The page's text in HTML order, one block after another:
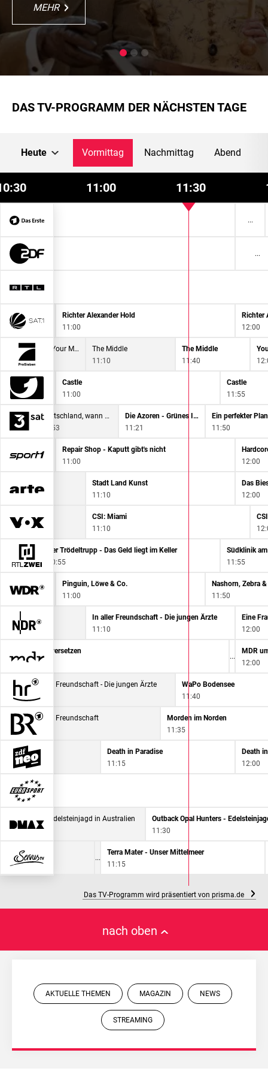
MEHR
MEHR
MEHR
MEHR
MEHR
DAS TV-PROGRAMM DER NÄCHSTEN TAGE
Heute Vormittag Nachmittag Abend
11:00 11:30
Richter Alexander Hold
11:00
Richter
12:00
How I Met Your Mother
10:45
The Middle
11:10
The Middle
11:40
Castle
11:00
Castle
11:55
Deutschland, wann bin ich genug?
10:53
Die Azoren - Grünes Inselparadies
11:21
Ein perfekter
11:50
Repair Shop - Kaputt gibt's nicht
11:00
12:00
Stadt Land Kunst
11:10
Das
12:00
CSI: Miami
11:10
Der Trödeltrupp - Das Geld liegt im Keller
10:55
Südklinik
11:55
Pinguin, Löwe & Co.
11:00
Nashorn, Zebra
11:50
In aller Freundschaft - Die jungen Ärzte
11:10
12:00
Stall - Berge versetzen
MDR
12:00
In aller Freundschaft - Die jungen Ärzte
10:50
WaPo Bodensee
11:40
Schnittgut. Alles aus dem Garten
In aller Freundschaft
10:50
Morden im Norden
11:35
Death in Paradise
11:15
Death
12:00
Hunters - Edelsteinjagd in Australien
11:30
Terra Mater - Unser Mittelmeer
11:15
Das TV-Programm wird präsentiert von prisma.de
nach oben
AKTUELLE THEMEN MAGAZIN NEWS
STREAMING